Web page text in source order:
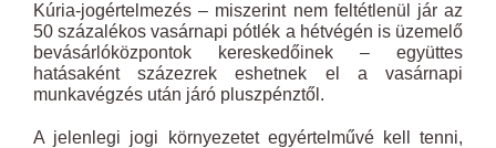
Kúria-jogértelmezés – miszerint nem feltétlenül jár az
50 százalékos vasárnapi pótlék a hétvégén is üzemelő
bevásárlóközpontok kereskedőinek – együttes
hatásaként százezrek eshetnek el a vasárnapi
munkavégzés után járó pluszpénztől.
A jelenlegi jogi környezetet egyértelművé kell tenni,